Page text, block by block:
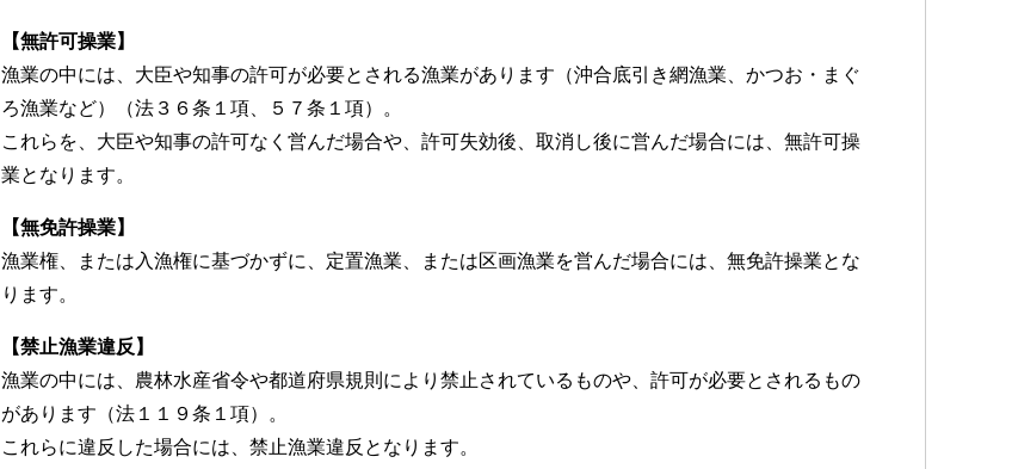
【無許可操業】
漁業の中には、大臣や知事の許可が必要とされる漁業があります（沖合底引き網漁業、かつお・まぐ
ろ漁業など）（法３６条１項、５７条１項）。
これらを、大臣や知事の許可なく営んだ場合や、許可失効後、取消し後に営んだ場合には、無許可操
業となります。
【無免許操業】
漁業権、または入漁権に基づかずに、定置漁業、または区画漁業を営んだ場合には、無免許操業とな
ります。
【禁止漁業違反】
漁業の中には、農林水産省令や都道府県規則により禁止されているものや、許可が必要とされるもの
があります（法１１９条１項）。
これらに違反した場合には、禁止漁業違反となります。